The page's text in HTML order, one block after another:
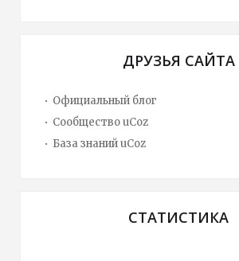
ДРУЗЬЯ САЙТА
Официальный блог
Сообщество uCoz
База знаний uCoz
СТАТИСТИКА